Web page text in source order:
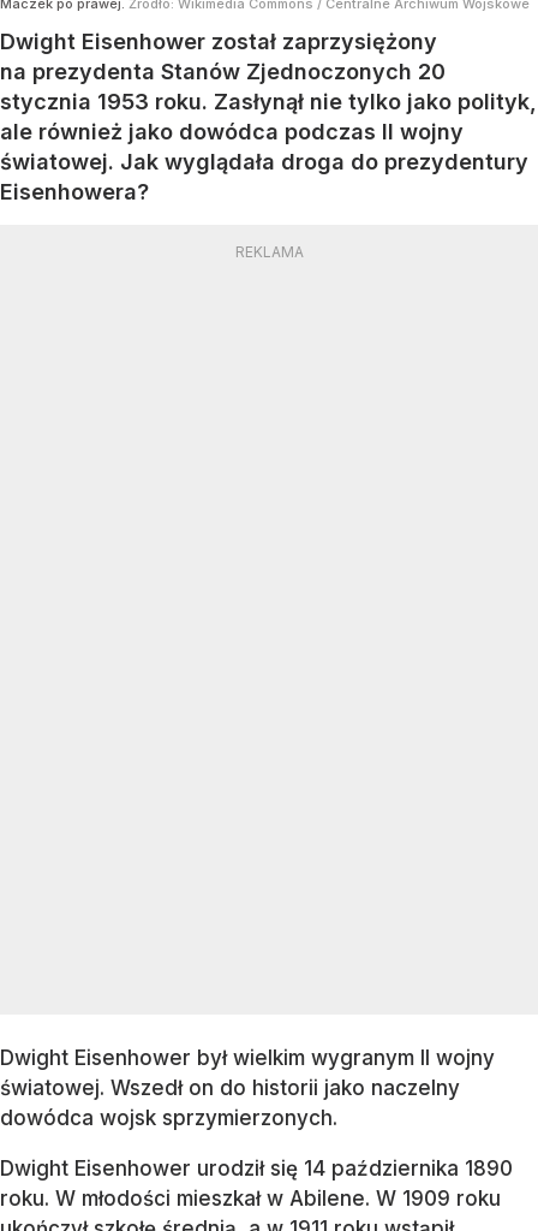
Maczek po prawej. Źródło: Wikimedia Commons / Centralne Archiwum Wojskowe
Dwight Eisenhower został zaprzysiężony
na prezydenta Stanów Zjednoczonych 20
stycznia 1953 roku. Zasłynął nie tylko jako polityk,
ale również jako dowódca podczas II wojny
światowej. Jak wyglądała droga do prezydentury
Eisenhowera?
Dwight Eisenhower był wielkim wygranym II wojny
światowej. Wszedł on do historii jako naczelny
dowódca wojsk sprzymierzonych.
Dwight Eisenhower urodził się 14 października 1890
roku. W młodości mieszkał w Abilene. W 1909 roku